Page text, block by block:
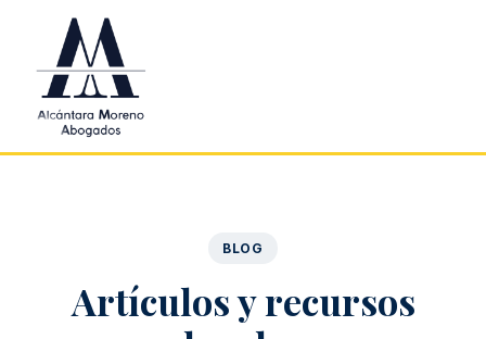
Saltar al contenido principal
BLOG
Artículos y recursos